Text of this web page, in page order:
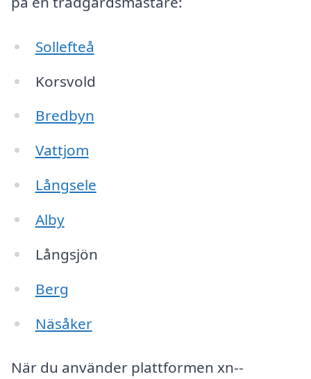
Sollefteå
Korsvold
Bredbyn
Vattjom
Långsele
Alby
Långsjön
Berg
Näsåker
När du använder plattformen xn--